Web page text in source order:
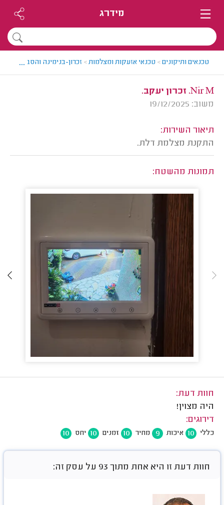
מידרג
טכנאים ותיקונים> טכנאי אזעקות ומצלמות> זכרון-בנימינה והסביבה >
...
Nir M. זכרון יעקב.
משוב: 19/12/2025
תיאור השירות:
התקנת מצלמת דלת.
תמונות מהשטח:
חוות דעת:
היה מצוין!
דירוגים:
כללי 10 איכות 9 מחיר 10 זמנים 10 יחס 10
חוות דעת זו היא אחת מתוך 93 על עסק זה: